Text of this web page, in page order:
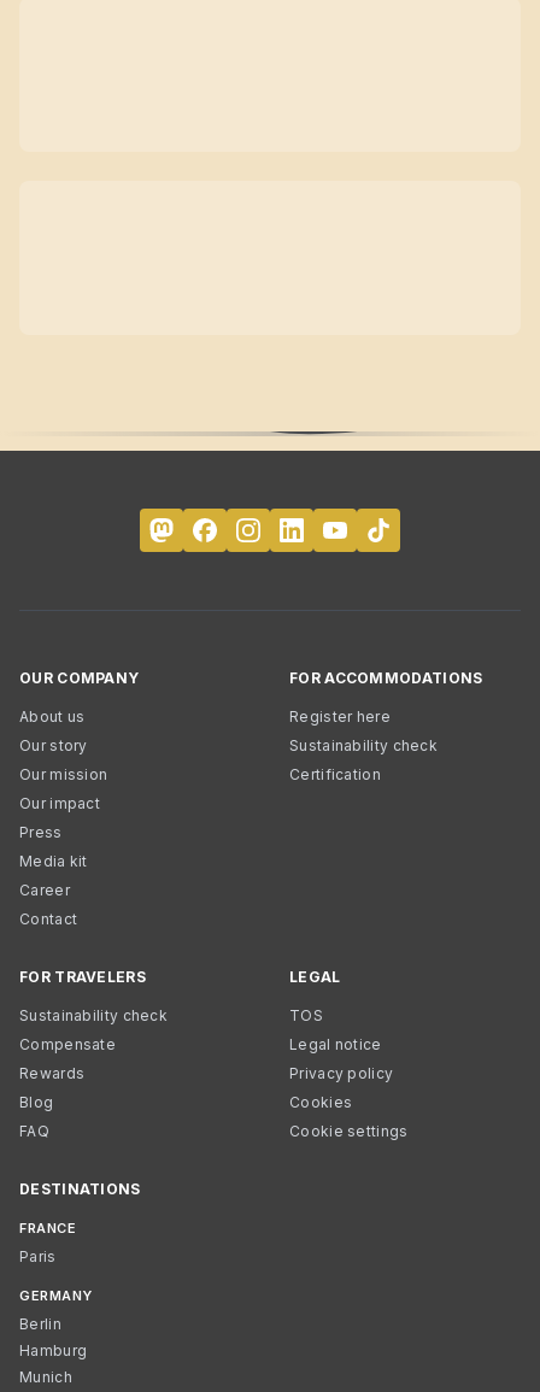
OUR COMPANY
About us
Our story
Our mission
Our impact
Press
Media kit
Career
Contact
FOR ACCOMMODATIONS
Register here
Sustainability check
Certification
FOR TRAVELERS
Sustainability check
Compensate
Rewards
Blog
FAQ
LEGAL
TOS
Legal notice
Privacy policy
Cookies
Cookie settings
DESTINATIONS
FRANCE
Paris
GERMANY
Berlin
Hamburg
Munich